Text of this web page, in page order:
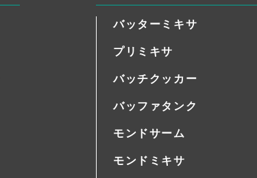
バッターミキサ
プリミキサ
バッチクッカー
バッファタンク
モンドサーム
モンドミキサ